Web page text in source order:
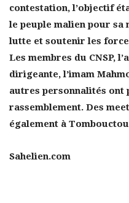
contestation, l’objectif
le peuple malien pour
lutte et soutenir les
Les membres du CNSP,
dirigeante, l’imam
autres personnalités ont
rassemblement. Des
également à
Sahelien.com